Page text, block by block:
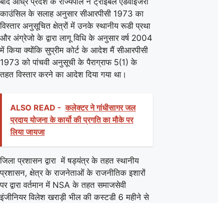
काउंसिल के सलाह अनुसार सीआरपीसी 1973 का
विस्तार अनुसूचित क्षेत्रों में उनके स्थानीय रूडी प्रथा
और अंग्रेजो के द्वारा लागू विधि के अनुसार वर्ष 2004
में किया क्योंकि सुप्रीम कोर्ट के आदेश मैं सीआरपीसी
1973 को पांचवी अनुसूची के पैराग्राफ 5(1) के
तहत विस्तार करने का आदेश दिया गया था।
ALSO READ - कलेक्‍टर ने गांधीसागर जल
प्रदाय योजना के कार्यो की प्रगति का मौके पर
लिया जायजा
जिला प्रशासन द्वारा में षड्यंत्र के तहत स्थानीय
प्रशासन, क्षेत्र के राजनेताओं के राजनीतिक इशारों
पर द्वारा वर्तमान में NSA के तहत समाजसेवी
इंजीनियर विलेश खराड़ी भील की कस्टडी 6 महीने से